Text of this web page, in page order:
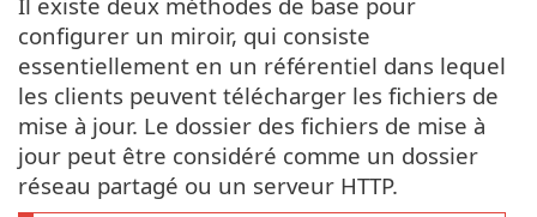
configurer un miroir, qui consiste
essentiellement en un référentiel dans lequel
les clients peuvent télécharger les fichiers de
mise à jour. Le dossier des fichiers de mise à
jour peut être considéré comme un dossier
réseau partagé ou un serveur HTTP.